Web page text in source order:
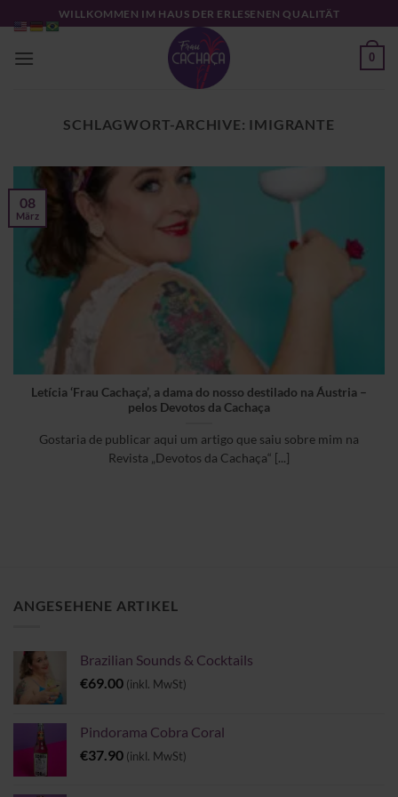
Inhalt
springen
WILLKOMMEN IM HAUS DER ERLESENEN QUALITÄT
0
SCHLAGWORT-ARCHIVE: IMIGRANTE
Letícia ‘Frau Cachaça’, a dama do nosso destilado na Áustria –
pelos Devotos da Cachaça
Gostaria de publicar aqui um artigo que saiu sobre mim na
Revista „Devotos da Cachaça“ [...]
08
März
ANGESEHENE ARTIKEL
Brazilian Sounds & Cocktails
€69.00 (inkl. MwSt)
Pindorama Cobra Coral
€37.90 (inkl. MwSt)